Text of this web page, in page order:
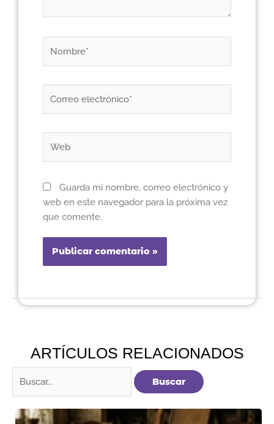
electrónico*
Guarda mi nombre, correo electrónico y
web en este navegador para la próxima vez
que comente.
ARTÍCULOS RELACIONADOS
por: